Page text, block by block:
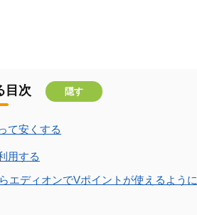
目次 隠す
て安くする
用する
エディオンでVポイントが使えるように